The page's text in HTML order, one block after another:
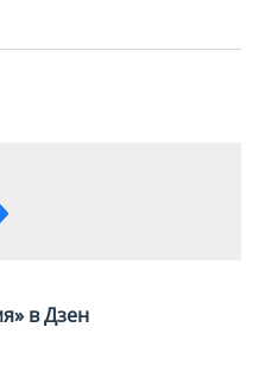
в Дзен